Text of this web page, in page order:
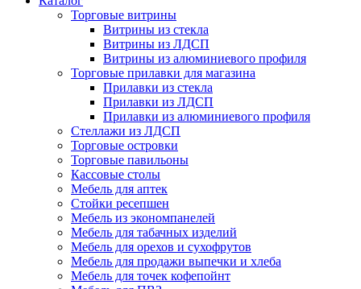
Торговые витрины
Витрины из cтекла
Витрины из ЛДСП
Витрины из алюминиевого профиля
Торговые прилавки для магазина
Прилавки из стекла
Прилавки из ЛДСП
Прилавки из алюминиевого профиля
Стеллажи из ЛДСП
Торговые островки
Торговые павильоны
Кассовые столы
Мебель для аптек
Стойки ресепшен
Мебель из экономпанелей
Мебель для табачных изделий
Мебель для орехов и сухофрутов
Мебель для продажи выпечки и хлеба
Мебель для точек кофепойнт